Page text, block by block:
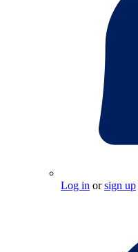
Log in orsign up